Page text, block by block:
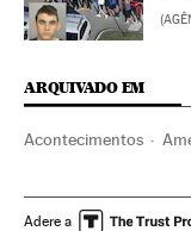
ARQUIVADO EM
Acontecimentos
Assassinatos múltiplos
Adere a